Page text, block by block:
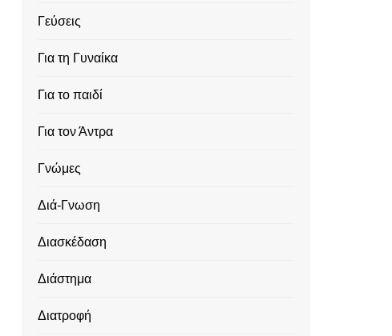
Γεύσεις
Για τη Γυναίκα
Για το παιδί
Για τον Άντρα
Γνώμες
Διά-Γνωση
Διασκέδαση
Διάστημα
Διατροφή